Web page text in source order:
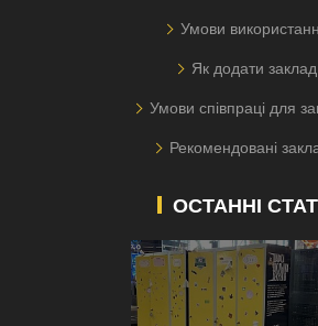
Умови
Як додати заклад
Умови співпраці для
Рекомендовані
ОСТАННІ